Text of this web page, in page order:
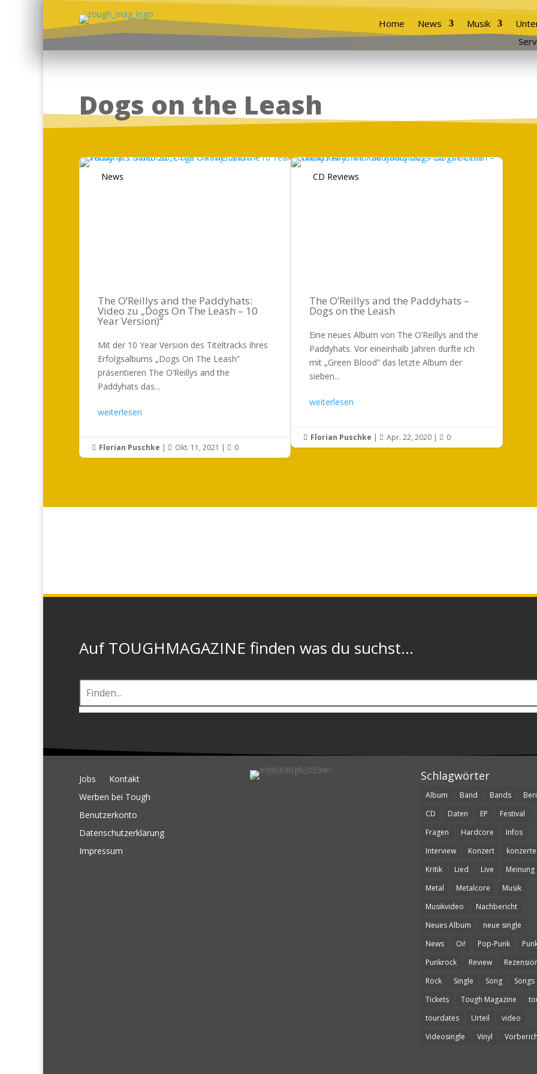
Home News Musik
Dogs on the Leash
News
The O’Reillys and the Paddyhats:
Video zu „Dogs On The Leash – 10
Year Version)“
Mit der 10 Year Version des Titeltracks ihres
Erfolgsalbums „Dogs On The Leash“
präsentieren The O’Reillys and the
Paddyhats das...
weiterlesen
 Florian Puschke |  Okt. 11, 2021 |  0
CD Reviews
The O’Reillys and the Paddyhats –
Dogs on the Leash
Eine neues Album von The O’Reillys and the
Paddyhats. Vor eineinhalb Jahren durfte ich
mit „Green Blood” das letzte Album der
sieben...
weiterlesen
 Florian Puschke |  Apr. 22, 2020 |  0
Auf TOUGHMAGAZINE finden was du suchst...
Jobs
Kontakt
Werben bei Tough
Benutzerkonto
Datenschutzerklärung
Impressum
Schlagwörter
Album Band Bands
CD
Daten EP
Festival
Fragen
Hardcore
Infos
Interview
Konzert
konzerte
Kritik
Lied Live
Meinung
Metal
Metalcore
Musik
Musikvideo
Nachbericht
Neues Album
neue single
News
Oi! Pop-Punk
Punkrock
Review
Rock
Single Song
Songs
Tickets
Tough Magazine
tourdates
Urteil
video
Videosingle
Vinyl